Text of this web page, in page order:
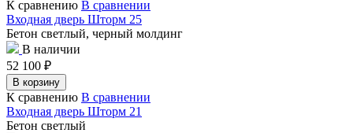
К сравнению В сравнении
Входная дверь Шторм 25
Бетон светлый, черный молдинг
В наличии
52 100 ₽
В корзину
К сравнению В сравнении
Входная дверь Шторм 21
Бетон светлый